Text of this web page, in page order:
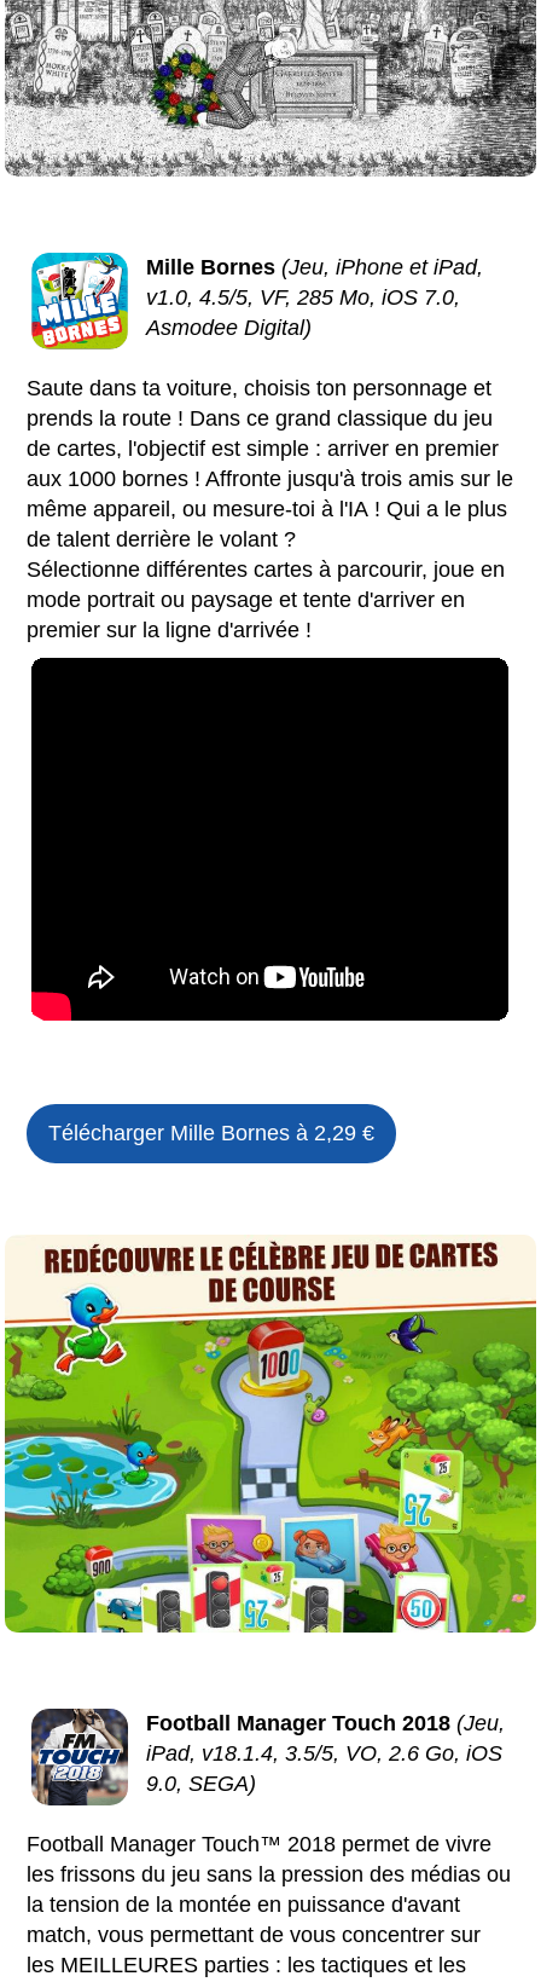
Mille Bornes (Jeu, iPhone et iPad,
v1.0, 4.5/5, VF, 285 Mo, iOS 7.0,
Asmodee Digital)
Saute dans ta voiture, choisis ton personnage et
prends la route ! Dans ce grand classique du jeu
de cartes, l'objectif est simple : arriver en premier
aux 1000 bornes ! Affronte jusqu'à trois amis sur le
même appareil, ou mesure-toi à l'IA ! Qui a le plus
de talent derrière le volant ?
Sélectionne différentes cartes à parcourir, joue en
mode portrait ou paysage et tente d'arriver en
premier sur la ligne d'arrivée !
Télécharger Mille Bornes à 2,29 €
Football Manager Touch 2018 (Jeu,
iPad, v18.1.4, 3.5/5, VO, 2.6 Go, iOS
9.0, SEGA)
Football Manager Touch™ 2018 permet de vivre
les frissons du jeu sans la pression des médias ou
la tension de la montée en puissance d'avant
match, vous permettant de vous concentrer sur
les MEILLEURES parties : les tactiques et les